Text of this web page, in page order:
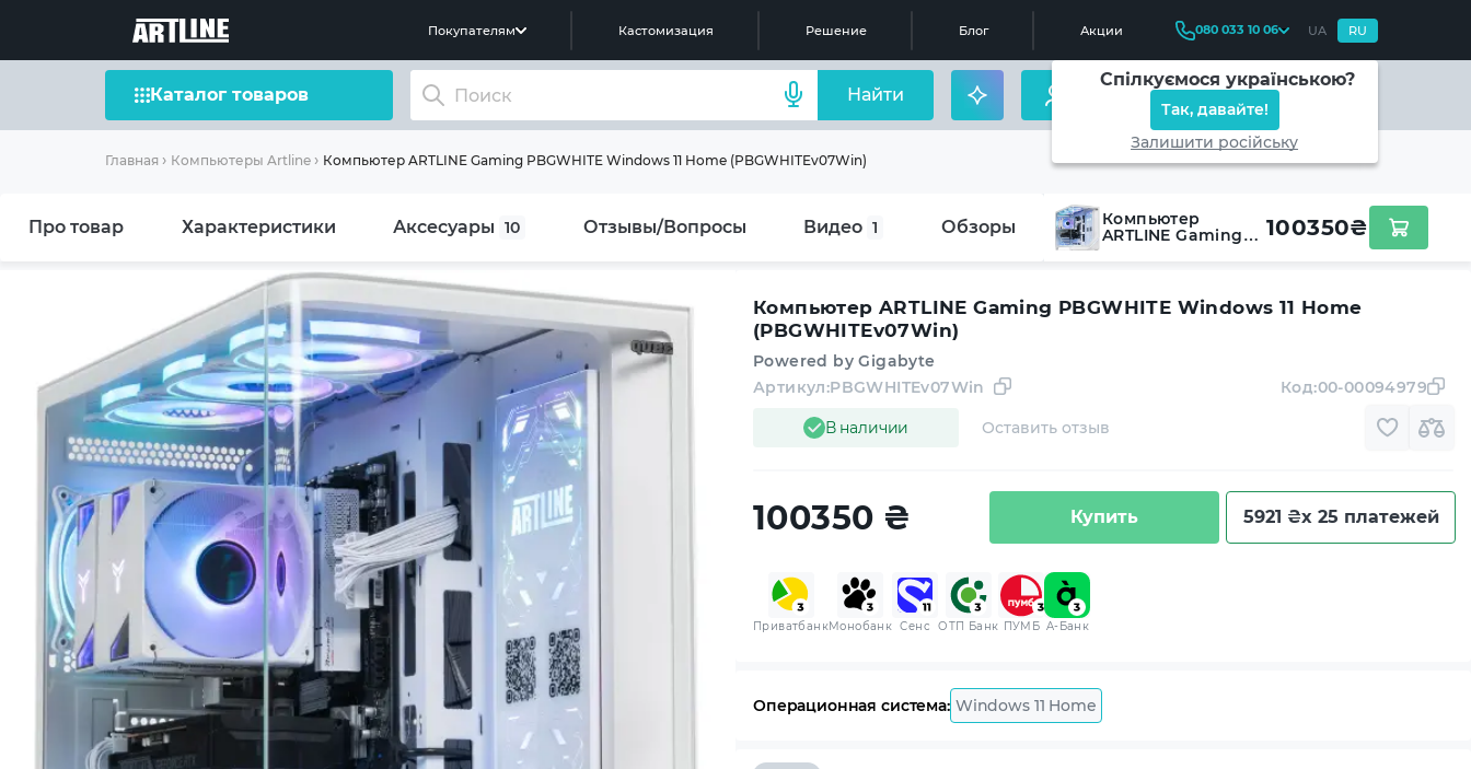
Покупателям Кастомизация Решение Блог Акции 080 033 10 06 UA RU
Спілкуємося українською?
Так, давайте!
Залишити російську
Каталог товаров Найти
Главная Компьютеры Artline Компьютер ARTLINE Gaming PBGWHITE Windows 11 Home (PBGWHITEv07Win)
Про товар Характеристики Аксесуары 10 Отзывы/Вопросы Видео 1 Обзоры
Компьютер
ARTLINE Gaming
100350₴
Компьютер ARTLINE Gaming PBGWHITE Windows 11 Home
(PBGWHITEv07Win)
Powered by Gigabyte
В наличии
Артикул:PBGWHITEv07Win
Оставить отзыв
Код:00-00094979
100350 ₴ Купить 5921 ₴x 25 платежей
ПриватбанкМонобанк Сенс ОТП Банк ПУМБ A-Банк
Операционная система: Windows 11 Home